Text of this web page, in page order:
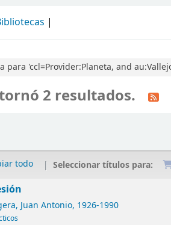
para 'ccl=Provider:Planeta, and
2 resultados.
todo Seleccionar títulos para:
Juan Antonio, 1926-1990